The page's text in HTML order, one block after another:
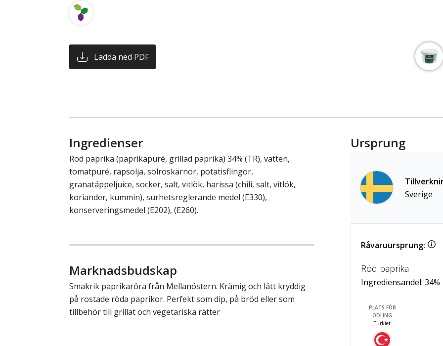
Ladda ned PDF
Ingredienser
Röd paprika (paprikapuré, grillad paprika) 34% (TR), vatten,
tomatpuré, rapsolja, solroskärnor, potatisflingor,
granatäppeljuice, socker, salt, vitlök, harissa (chili, salt, vitlök,
koriander, kummin), surhetsreglerande medel (E330),
konserveringsmedel (E202), (E260).
Marknadsbudskap
Smakrik paprikaröra från Mellanöstern. Krämig och lätt kryddig
på rostade röda paprikor. Perfekt som dip, på bröd eller som
tillbehör till grillat och vegetariska rätter
Ursprung
Sverige
Råvaruursprung:
Röd paprika
Ingrediensandel: 34%
PLATS FÖR
ODLING
Turkiet